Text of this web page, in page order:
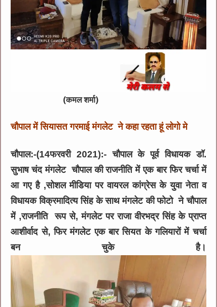
(कमल शर्मा)
चौपाल में सियासत गरमाई मंगलेट ने कहा रहता हूं लोगो मे
चौपाल:-(14फरवरी 2021):- चौपाल के पूर्व विधायक डॉ.
सुभाष चंद मंगलेट चौपाल की राजनीति में एक बार फिर चर्चा में
आ गए है ,सोशल मीडिया पर वायरल कांग्रेस के युवा नेता व
विधायक विक्रमादित्य सिंह के साथ मंगलेट की फोटो ने चौपाल
में ,राजनीति रूप से, मंगलेट पर राजा वीरभद्र सिंह के प्राप्त
आशीर्वाद से, फिर मंगलेट एक बार सियत के गलियारों में चर्चा
बन चुके है।